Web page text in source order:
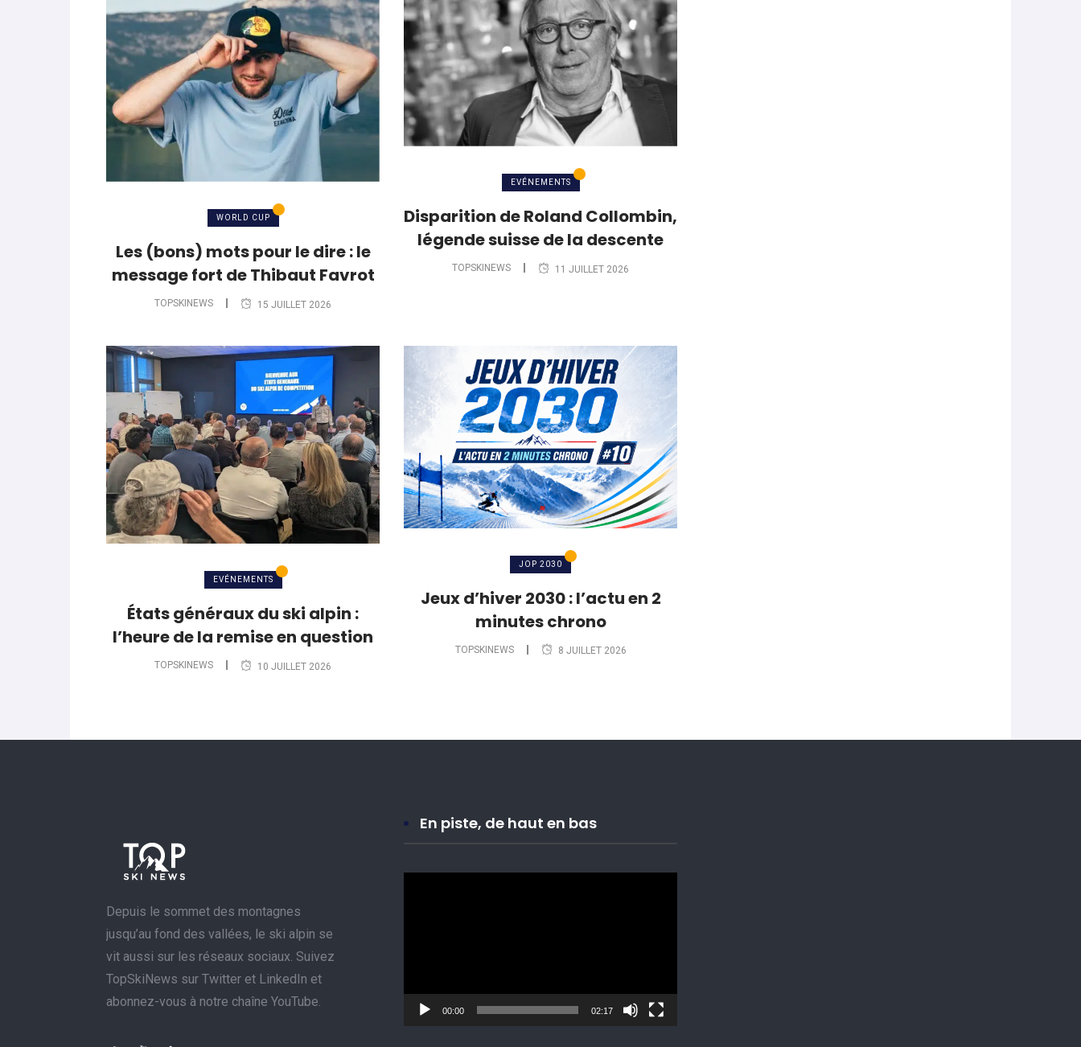
WORLD CUP
Les (bons) mots pour le dire : le
message fort de Thibaut Favrot
TOPSKINEWS 15 JUILLET 2026
EVÉNEMENTS
Disparition de Roland Collombin,
légende suisse de la descente
TOPSKINEWS 11 JUILLET 2026
EVÉNEMENTS
États généraux du ski alpin :
l’heure de la remise en question
TOPSKINEWS 10 JUILLET 2026
JOP 2030
Jeux d’hiver 2030 : l’actu en 2
minutes chrono
TOPSKINEWS 8 JUILLET 2026
Depuis le sommet des montagnes
jusqu’au fond des vallées, le ski alpin se
vit aussi sur les réseaux sociaux. Suivez
TopSkiNews sur Twitter et LinkedIn et
abonnez-vous à notre chaîne YouTube.
En piste, de haut en bas
00:00 02:17